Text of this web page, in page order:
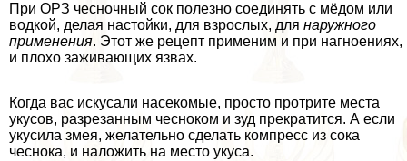
При ОРЗ чесночный сок полезно соединять с мёдом или
водкой, делая настойки, для взрослых, для наружного
применения. Этот же рецепт применим и при нагноениях,
и плохо заживающих язвах.
Когда вас искусали насекомые, просто протрите места
укусов, разрезанным чесноком и зуд прекратится. А если
укусила змея, желательно сделать компресс из сока
чеснока, и наложить на место укуса.